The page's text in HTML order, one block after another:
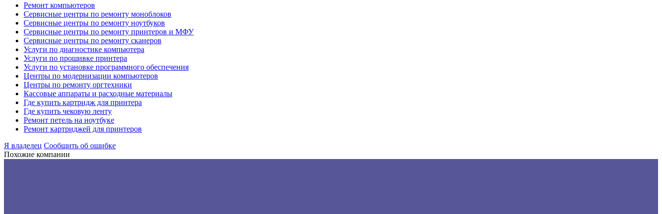
Ремонт компьютеров
Сервисные центры по ремонту моноблоков
Сервисные центры по ремонту ноутбуков
Сервисные центры по ремонту принтеров и МФУ
Сервисные центры по ремонту сканеров
Услуги по диагностике компьютера
Услуги по прошивке принтера
Услуги по установке программного обеспечения
Центры по модернизации компьютеров
Центры по ремонту оргтехники
Кассовые аппараты и расходные материалы
Где купить картридж для принтера
Где купить чековую ленту
Ремонт петель на ноутбуке
Ремонт картриджей для принтеров
Я владелец Сообщить об ошибке
Похожие компании